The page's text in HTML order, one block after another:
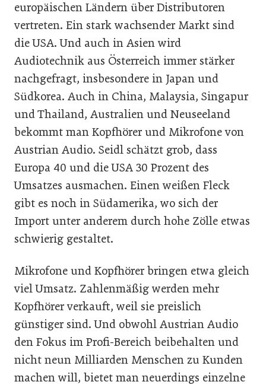
europäischen Ländern über Distributoren
vertreten. Ein stark wachsender Markt sind
die USA. Und auch in Asien wird
Audiotechnik aus Österreich immer stärker
nachgefragt, insbesondere in Japan und
Südkorea. Auch in China, Malaysia, Singapur
und Thailand, Australien und Neuseeland
bekommt man Kopfhörer und Mikrofone von
Austrian Audio. Seidl schätzt grob, dass
Europa 40 und die USA 30 Prozent des
Umsatzes ausmachen. Einen weißen Fleck
gibt es noch in Südamerika, wo sich der
Import unter anderem durch hohe Zölle etwas
schwierig gestaltet.
Mikrofone und Kopfhörer bringen etwa gleich
viel Umsatz. Zahlenmäßig werden mehr
Kopfhörer verkauft, weil sie preislich
günstiger sind. Und obwohl Austrian Audio
den Fokus im Profi-Bereich beibehalten und
nicht neun Milliarden Menschen zu Kunden
machen will, bietet man neuerdings einzelne